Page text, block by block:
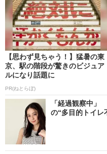
【思わず見ちゃう！】猛暑の東
京、駅の階段が驚きのビジュア
ルになり話題に
PR(ねとらぼ)
「経過観察中
の“多目的トイ